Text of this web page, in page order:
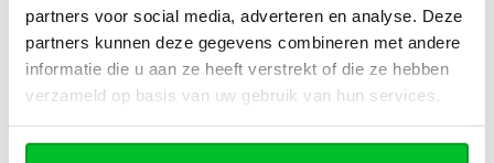
partners voor social media, adverteren en analyse. Deze
partners kunnen deze gegevens combineren met andere
informatie die u aan ze heeft verstrekt of die ze hebben
verzameld op basis van uw gebruik van hun services.
Venez vous chercher en
magasin ?
Nous sommes ouverts 6
jours par semaine.
Livraison rapide aux
Pays-Bas et en Belgique
Geen onverwachte
kosten achteraf